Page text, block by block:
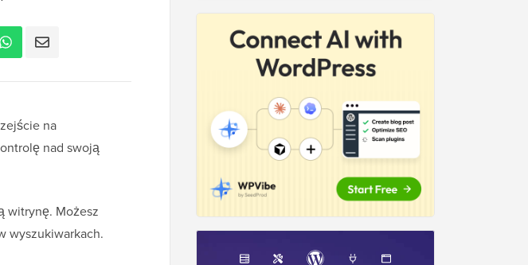
na
nad swoją
witrynę. Możesz
wyszukiwarkach.